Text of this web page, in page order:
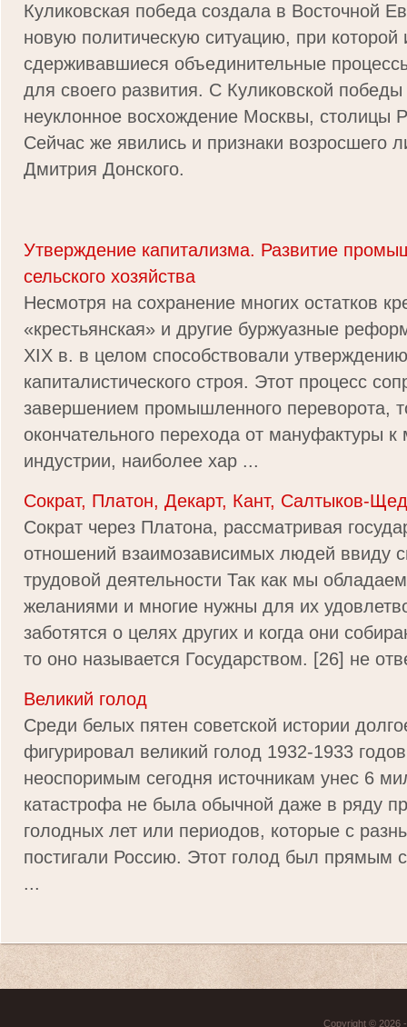
Куликовская победа создала в Восточной
новую политическую ситуацию, при которой
сдерживавшиеся объединительные
для своего развития. С Куликовской победы
неуклонное восхождение Москвы, столицы
Сейчас же явились и признаки возросшего
Дмитрия Донского.
Утверждение капитализма. Развитие
сельского хозяйства
Несмотря на сохранение многих остатков
«крестьянская» и другие буржуазные
XIX в. в целом способствовали
капиталистического строя. Этот процесс
завершением промышленного переворота,
окончательного перехода от мануфактуры
индустрии, наиболее хар ...
Сократ, Платон, Декарт, Кант, Салтыков-
Сократ через Платона, рассматривая
отношений взаимозависимых людей ввиду
трудовой деятельности Так как мы
желаниями и многие нужны для их
заботятся о целях других и когда они
то оно называется Государством. [26] не
Великий голод
Среди белых пятен советской истории
фигурировал великий голод 1932-1933
неоспоримым сегодня источникам унес 6
катастрофа не была обычной даже в ряду
голодных лет или периодов, которые с
постигали Россию. Этот голод был прямым
...
Copyright © 2026